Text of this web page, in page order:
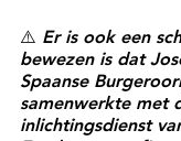
⚠️ Er is ook een
bewezen is dat
Spaanse
samenwerkte met
inlichtingsdienst